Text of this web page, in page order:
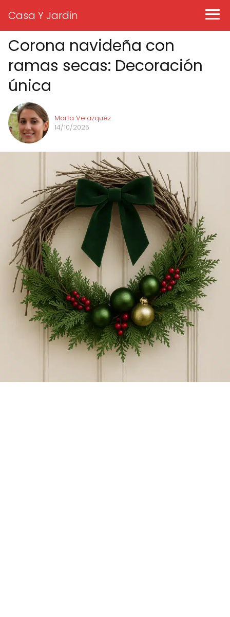
Casa Y Jardin
Corona navideña con
ramas secas: Decoración
única
Marta Velazquez
14/10/2025